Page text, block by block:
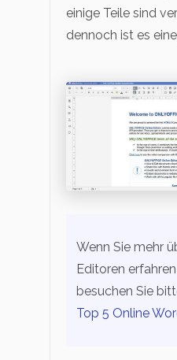
einige Teile sind
dennoch ist es
Wenn Sie mehr
Editoren
besuchen Sie
Top 5 Online